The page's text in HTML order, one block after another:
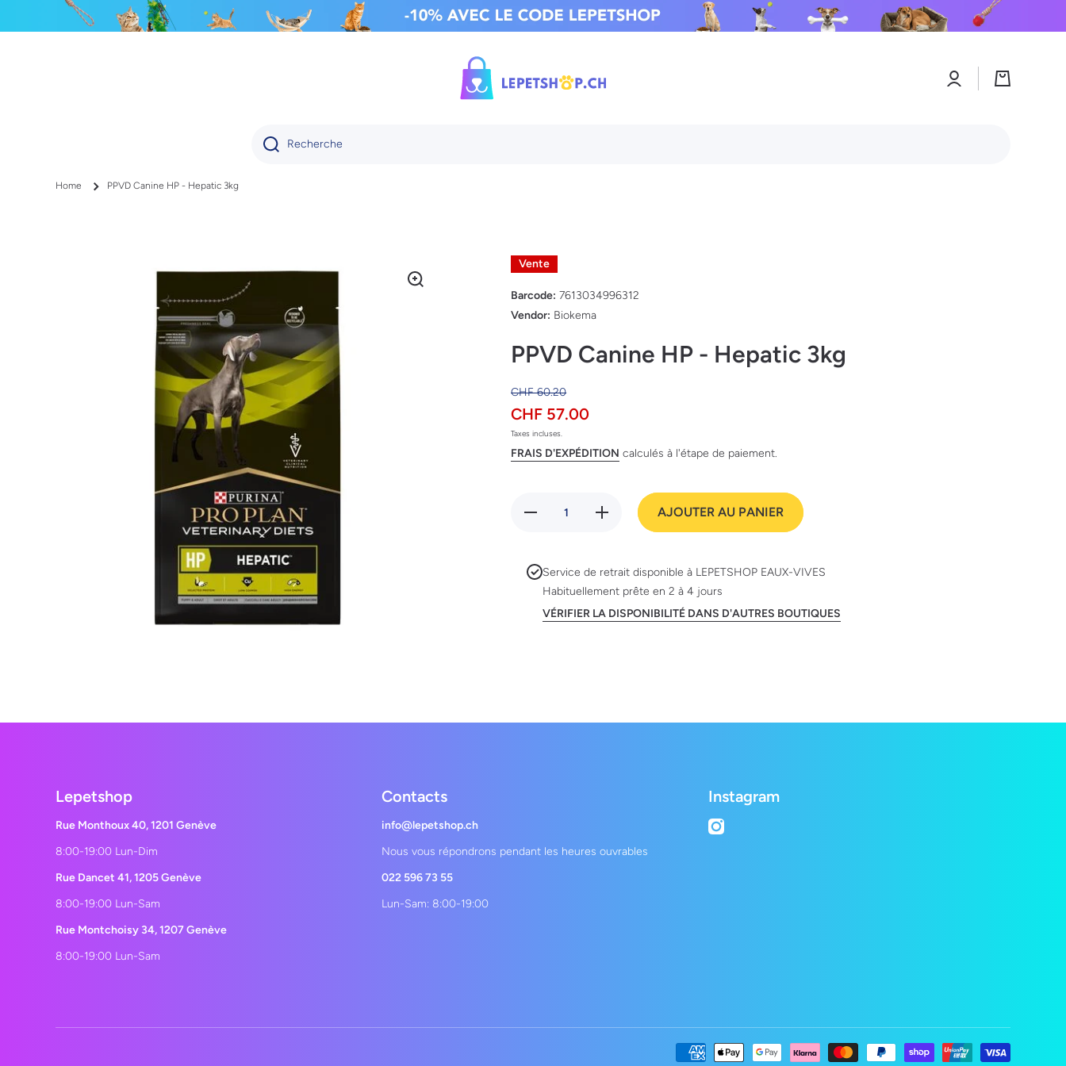
IGNORER ET PASSER AU CONTENU
ConnexionPanier
Recherche
Home PPVD Canine HP - Hepatic 3kg
Vente
Barcode: 7613034996312
Vendor: Biokema
PPVD Canine HP - Hepatic 3kg
CHF 60.20
CHF 57.00
Taxes incluses.
FRAIS D'EXPÉDITION calculés à l'étape de paiement.
Réduire
Canine
HP -
Hepatic
Augmenter
la quantité
3kg
AJOUTER AU PANIER
Service de retrait disponible à LEPETSHOP EAUX-VIVES
Habituellement prête en 2 à 4 jours
VÉRIFIER LA DISPONIBILITÉ DANS D'AUTRES BOUTIQUES
Lepetshop
Rue Monthoux 40, 1201 Genève
8:00-19:00 Lun-Dim
Rue Dancet 41, 1205 Genève
8:00-19:00 Lun-Sam
Rue Montchoisy 34, 1207 Genève
8:00-19:00 Lun-Sam
Contacts
info@lepetshop.ch
Nous vous répondrons pendant les heures ouvrables
022 596 73 55
Lun-Sam: 8:00-19:00
Instagram
instagramcom/lepetshopch/